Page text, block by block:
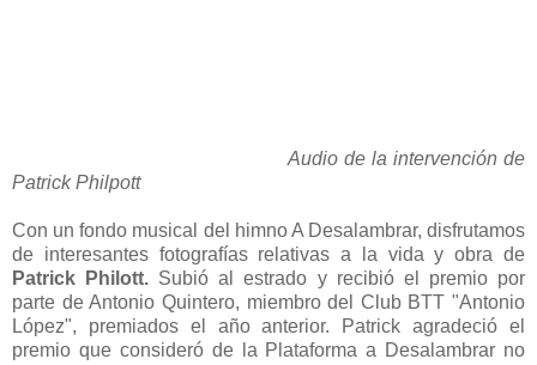
Audio de la intervención de
Patrick Philpott
Con un fondo musical del himno A Desalambrar, disfrutamos
de interesantes fotografías relativas a la vida y obra de
Patrick Philott. Subió al estrado y recibió el premio por
parte de Antonio Quintero, miembro del Club BTT "Antonio
López", premiados el año anterior. Patrick agradeció el
premio que consideró de la Plataforma a Desalambrar no